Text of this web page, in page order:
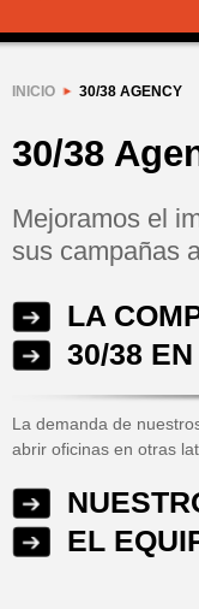
INICIO 30/38 AGENCY
30/38
Mejoramos el
sus campañas
LA
30/38
La demanda de
abrir oficinas en otras
EL